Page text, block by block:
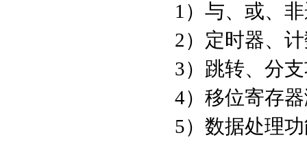
1）与、或、
2）定时器、
3）跳转、分
4）移位寄存
5）数据处理